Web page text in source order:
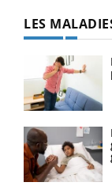
LES